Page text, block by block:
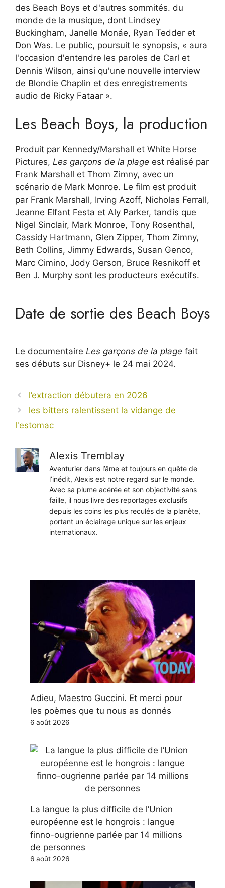
des Beach Boys et d'autres sommités. du
monde de la musique, dont Lindsey
Buckingham, Janelle Monáe, Ryan Tedder et
Don Was. Le public, poursuit le synopsis, « aura
l'occasion d'entendre les paroles de Carl et
Dennis Wilson, ainsi qu'une nouvelle interview
de Blondie Chaplin et des enregistrements
audio de Ricky Fataar ».
Les Beach Boys, la production
Produit par Kennedy/Marshall et White Horse
Pictures, Les garçons de la plage est réalisé par
Frank Marshall et Thom Zimny, avec un
scénario de Mark Monroe. Le film est produit
par Frank Marshall, Irving Azoff, Nicholas Ferrall,
Jeanne Elfant Festa et Aly Parker, tandis que
Nigel Sinclair, Mark Monroe, Tony Rosenthal,
Cassidy Hartmann, Glen Zipper, Thom Zimny,
Beth Collins, Jimmy Edwards, Susan Genco,
Marc Cimino, Jody Gerson, Bruce Resnikoff et
Ben J. Murphy sont les producteurs exécutifs.
Date de sortie des Beach Boys
Le documentaire Les garçons de la plage fait
ses débuts sur Disney+ le 24 mai 2024.
l’extraction débutera en 2026
les bitters ralentissent la vidange de
l'estomac
Alexis Tremblay
Aventurier dans l’âme et toujours en quête de
l’inédit, Alexis est notre regard sur le monde.
Avec sa plume acérée et son objectivité sans
faille, il nous livre des reportages exclusifs
depuis les coins les plus reculés de la planète,
portant un éclairage unique sur les enjeux
internationaux.
Adieu, Maestro Guccini. Et merci pour
les poèmes que tu nous as donnés
6 août 2026
La langue la plus difficile de l’Union
européenne est le hongrois : langue
finno-ougrienne parlée par 14 millions
de personnes
6 août 2026